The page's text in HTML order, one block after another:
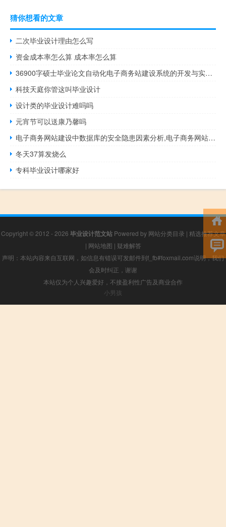
猜你想看的文章
二次毕业设计理由怎么写
资金成本率怎么算 成本率怎么算
36900字硕士毕业论文自动化电子商务站建设系统的开发与实现研究
科技天庭你管这叫毕业设计
设计类的毕业设计难吗吗
元宵节可以送康乃馨吗
电子商务网站建设中数据库的安全隐患因素分析,电子商务网站建设源代码和数据库文件
冬天37算发烧么
专科毕业设计哪家好
Copyright © 2012 - 2026 毕业设计范文站Powered by 网站分类目录 | 精选推荐文章
| 网站地图 | 疑难解答
声明：本站内容来自互联网，如信息有错误可发邮件到f_fb#foxmail.com说明，我们
会及时纠正，谢谢
本站仅为个人兴趣爱好，不接盈利性广告及商业合作
小男孩